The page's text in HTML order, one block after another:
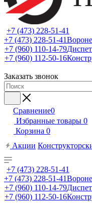
+7 (473) 228-51-41
+7 (473) 228-51-41
+7 (960) 110-14-79
+7 (960) 112-50-16
Заказать звонок
Сравнение0
Избранные товары 0
Корзина 0
Акции
+7 (473) 228-51-41
+7 (473) 228-51-41
+7 (960) 110-14-79
+7 (960) 112-50-16